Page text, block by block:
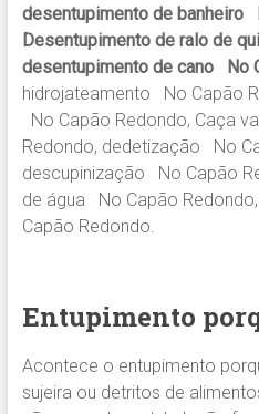
desentupimento de banheiro
Desentupimento de ralo de
desentupimento de cano No
hidrojateamento No Capão
No Capão Redondo, Caça
Redondo, dedetização No
descupinização No Capão
de água No Capão
Capão Redondo.
Entupimento
Acontece o entupimento
sujeira ou detritos de